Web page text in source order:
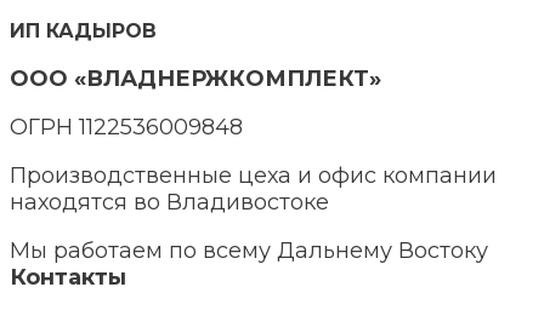
ИП КАДЫРОВ
ООО «ВЛАДНЕРЖКОМПЛЕКТ»
ОГРН 1122536009848
Производственные цеха и офис компании
находятся во Владивостоке
Мы работаем по всему Дальнему Востоку
Контакты